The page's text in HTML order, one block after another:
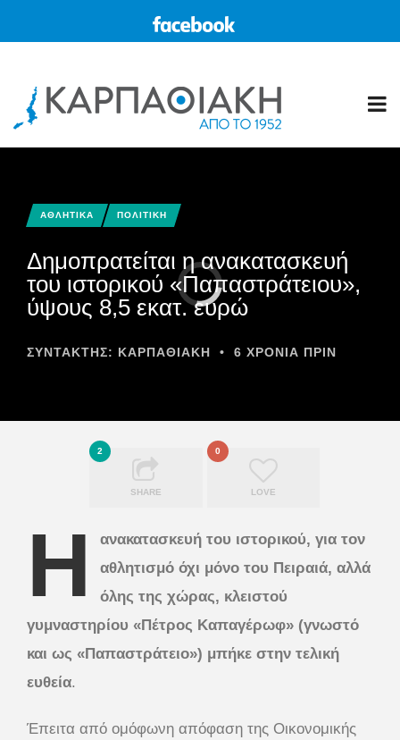
ΑΘΛΗΤΙΚΑ ΠΟΛΙΤΙΚΗ
Δημοπρατείται η ανακατασκευή
του ιστορικού «Παπαστράτειου»,
ύψους 8,5 εκατ. ευρώ
ΣΥΝΤΆΚΤΗΣ: ΚΑΡΠΑΘΙΑΚΗ • 6 ΧΡΌΝΙΑ ΠΡΙΝ
2
SHARE
0
LOVE
Η
ανακατασκευή του ιστορικού, για τον
αθλητισμό όχι μόνο του Πειραιά, αλλά
όλης της χώρας, κλειστού
γυμναστηρίου «Πέτρος Καπαγέρωφ» (γνωστό
και ως «Παπαστράτειο») μπήκε στην τελική
ευθεία.
Έπειτα από ομόφωνη απόφαση της Οικονομικής